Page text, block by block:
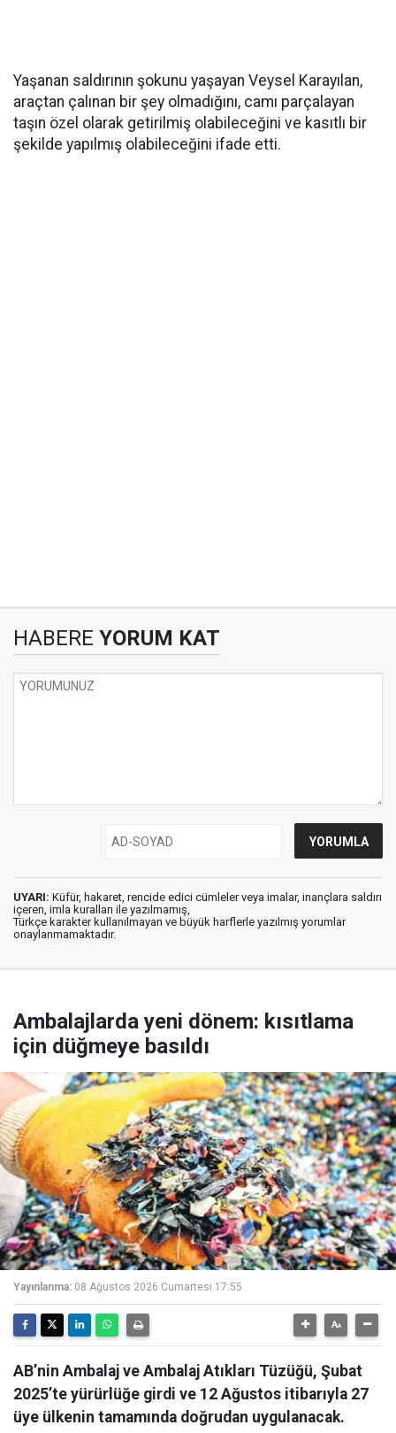
Yaşanan saldırının şokunu yaşayan Veysel Karayılan,
araçtan çalınan bir şey olmadığını, camı parçalayan
taşın özel olarak getirilmiş olabileceğini ve kasıtlı bir
şekilde yapılmış olabileceğini ifade etti.
HABERE YORUM KAT
UYARI: Küfür, hakaret, rencide edici cümleler veya imalar, inançlara saldırı
içeren, imla kuralları ile yazılmamış,
Türkçe karakter kullanılmayan ve büyük harflerle yazılmış yorumlar
onaylanmamaktadır.
Ambalajlarda yeni dönem: kısıtlama
için düğmeye basıldı
Yayınlanma: 08 Ağustos 2026 Cumartesi 17:55
AB’nin Ambalaj ve Ambalaj Atıkları Tüzüğü, Şubat
2025’te yürürlüğe girdi ve 12 Ağustos itibarıyla 27
üye ülkenin tamamında doğrudan uygulanacak.